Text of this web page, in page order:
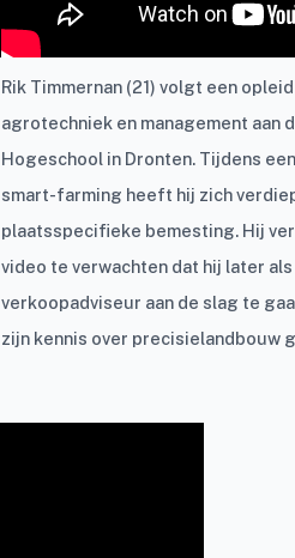
Rik Timmernan (21) volgt een
agrotechniek en management aan
Hogeschool in Dronten. Tijdens
smart-farming heeft hij zich
plaatsspecifieke bemesting. Hij
video te verwachten dat hij later als
verkoopadviseur aan de slag te
zijn kennis over precisielandbouw